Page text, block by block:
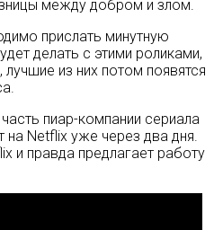
между добром и злом.
прислать минутную
делать с этими роликами,
из них потом появятся
пиар-компании сериала
на Netflix уже через два дня.
и правда предлагает работу